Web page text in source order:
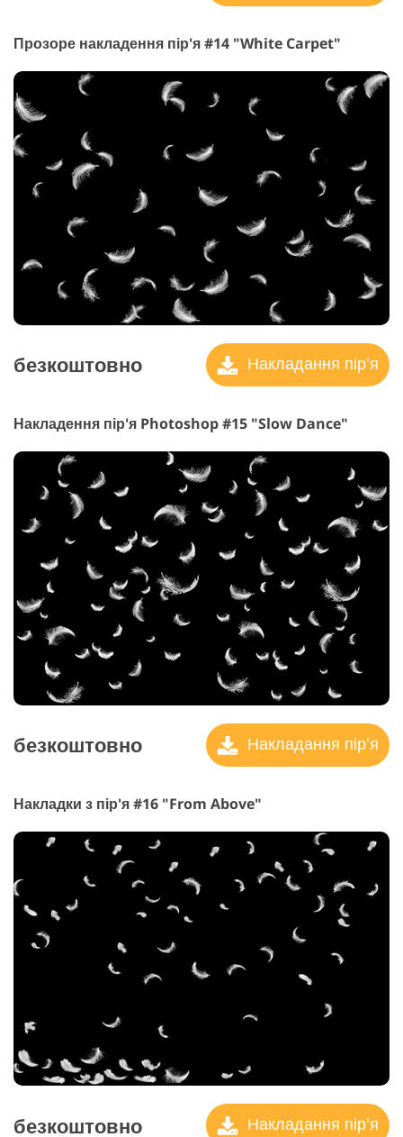
Прозоре накладення пір'я #14 "White Carpet"
безкоштовно Накладання пір'я
Накладення пір'я Photoshop #15 "Slow Dance"
безкоштовно Накладання пір'я
Накладки з пір'я #16 "From Above"
безкоштовно Накладання пір'я